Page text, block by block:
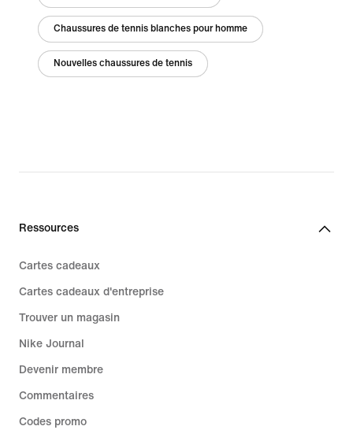
Chaussures de tennis blanches pour homme
Nouvelles chaussures de tennis
Ressources
Cartes cadeaux
Cartes cadeaux d'entreprise
Trouver un magasin
Nike Journal
Devenir membre
Commentaires
Codes promo